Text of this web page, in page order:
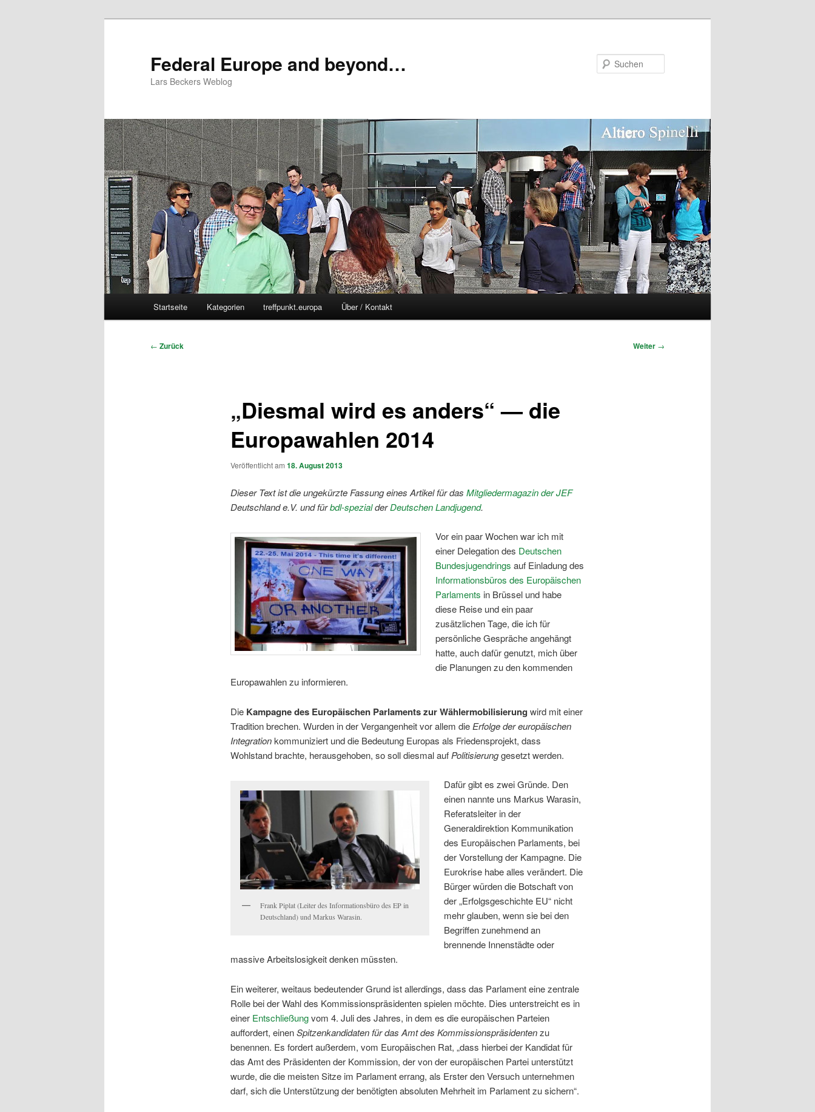
Federal Europe and beyond…
Lars Beckers Weblog
Startseite Kategorien treffpunkt.europa Über / Kontakt
Beitragsnavigation
← Zurück Weiter →
„Diesmal wird es anders“ — die
Europawahlen 2014
Veröffentlicht am 18. August 2013
Dieser Text ist die ungekürzte Fassung eines Artikel für das Mitgliedermagazin der JEF
Deutschland e.V. und fürbdl-spezialderDeutschen Landjugend.
Vor ein paar Wochen war ich mit
einer Delegation des Deutschen
Bundesjugendrings auf Einladung des
Informationsbüros des Europäischen
Parlaments in Brüssel und habe
diese Reise und ein paar
zusätzlichen Tage, die ich für
persönliche Gespräche angehängt
hatte, auch dafür genutzt, mich über
die Planungen zu den kommenden
Europawahlen zu informieren.
Die Kampagne des Europäischen Parlaments zur Wählermobilisierung wird mit einer
Tradition brechen. Wurden in der Vergangenheit vor allem die Erfolge der europäischen
Integrationkommuniziert und die Bedeutung Europas als Friedensprojekt, dass
Wohlstand brachte, herausgehoben, so soll diesmal auf Politisierunggesetzt werden.
Frank Piplat (Leiter des Informationsbüro des EP in
Deutschland) und Markus Warasin.
Dafür gibt es zwei Gründe. Den
einen nannte uns Markus Warasin,
Referatsleiter in der
Generaldirektion Kommunikation
des Europäischen Parlaments, bei
der Vorstellung der Kampagne. Die
Eurokrise habe alles verändert. Die
Bürger würden die Botschaft von
der „Erfolgsgeschichte EU“ nicht
mehr glauben, wenn sie bei den
Begriffen zunehmend an
brennende Innenstädte oder
massive Arbeitslosigkeit denken müssten.
Ein weiterer, weitaus bedeutender Grund ist allerdings, dass das Parlament eine zentrale
Rolle bei der Wahl des Kommissionspräsidenten spielen möchte. Dies unterstreicht es in
einer Entschließungvom 4. Juli des Jahres, in dem es die europäischen Parteien
auffordert, einenSpitzenkandidaten für das Amt des Kommissionspräsidentenzu
benennen. Es fordert außerdem, vom Europäischen Rat, „dass hierbei der Kandidat für
das Amt des Präsidenten der Kommission, der von der europäischen Partei unterstützt
wurde, die die meisten Sitze im Parlament errang, als Erster den Versuch unternehmen
darf, sich die Unterstützung der benötigten absoluten Mehrheit im Parlament zu sichern“.